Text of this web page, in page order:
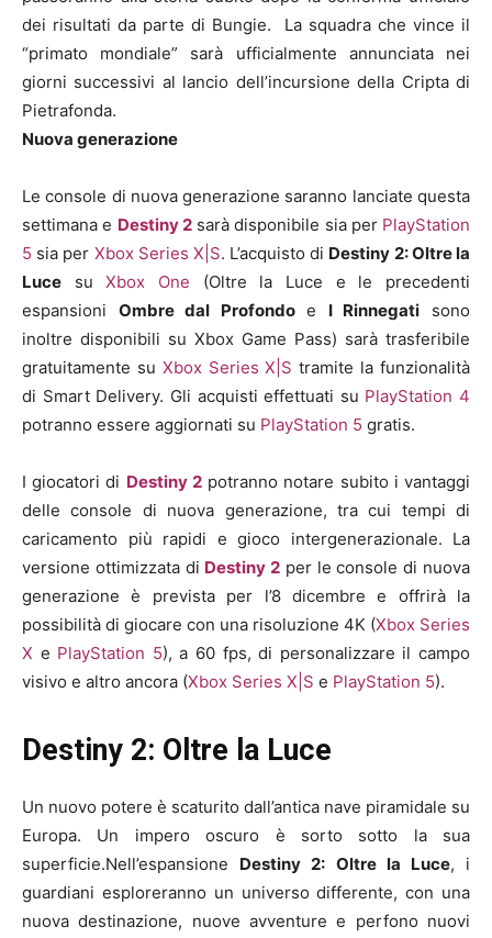
dei risultati da parte di Bungie. La squadra che vince il
“primato mondiale” sarà ufficialmente annunciata nei
giorni successivi al lancio dell’incursione della Cripta di
Pietrafonda.
Nuova generazione
Le console di nuova generazione saranno lanciate questa
settimana e Destiny 2sarà disponibile sia per PlayStation
5 sia per Xbox Series X|S. L’acquisto di Destiny 2: Oltre la
Luce suXbox One (Oltre la Luce e le precedenti
espansioni Ombre dal Profondoe I Rinnegati sono
inoltre disponibili su Xbox Game Pass) sarà trasferibile
gratuitamente su Xbox Series X|S tramite la funzionalità
di Smart Delivery. Gli acquisti effettuati su PlayStation 4
potranno essere aggiornati su PlayStation 5 gratis.
I giocatori di Destiny 2potranno notare subito i vantaggi
delle console di nuova generazione, tra cui tempi di
caricamento più rapidi e gioco intergenerazionale. La
versione ottimizzata di Destiny 2 per le console di nuova
generazione è prevista per l’8 dicembre e offrirà la
possibilità di giocare con una risoluzione 4K (Xbox Series
X e PlayStation 5), a 60 fps, di personalizzare il campo
visivo e altro ancora (Xbox Series X|S e PlayStation 5).
Destiny 2: Oltre la Luce
Un nuovo potere è scaturito dall’antica nave piramidale su
Europa. Un impero oscuro è sorto sotto la sua
superficie.Nell’espansione Destiny 2: Oltre la Luce, i
guardiani esploreranno un universo differente, con una
nuova destinazione, nuove avventure e perfono nuovi